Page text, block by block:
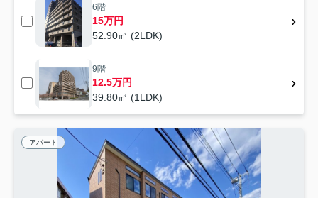
6階
15万円
52.90㎡ (2LDK)
9階
12.5万円
39.80㎡ (1LDK)
アパート